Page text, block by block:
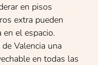
en pisos
extra pueden
el espacio.
Valencia una
en todas las